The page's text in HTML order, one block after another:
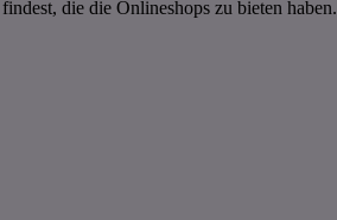
die die Onlineshops zu bieten haben.